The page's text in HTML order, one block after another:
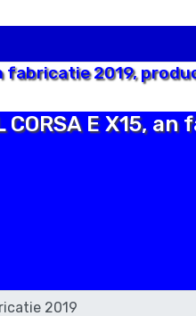
fabricatie 2019,
E X15,